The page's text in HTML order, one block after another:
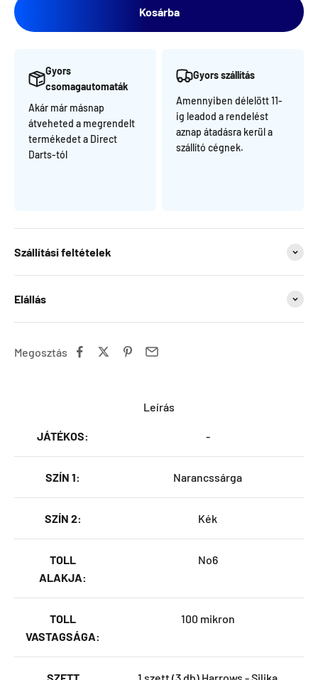
Kosárba
Gyors
csomagautomaták
Akár már másnap
átveheted a megrendelt
termékedet a Direct
Darts-tól
Gyors szállítás
Amennyiben délelött 11-
ig leadod a rendelést
aznap átadásra kerül a
szállító cégnek.
Szállítási feltételek
Elállás
Megosztás
Leírás
JÁTÉKOS: -
SZÍN 1: Narancssárga
SZÍN 2: Kék
TOLL
ALAKJA:
No6
TOLL
VASTAGSÁGA:
100 mikron